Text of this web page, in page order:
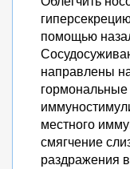
помощью
направлены
местного
смягчение
раздражения